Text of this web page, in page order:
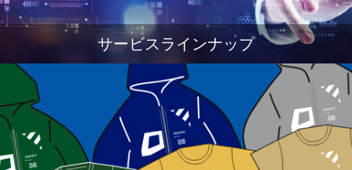
サービスラインナップ